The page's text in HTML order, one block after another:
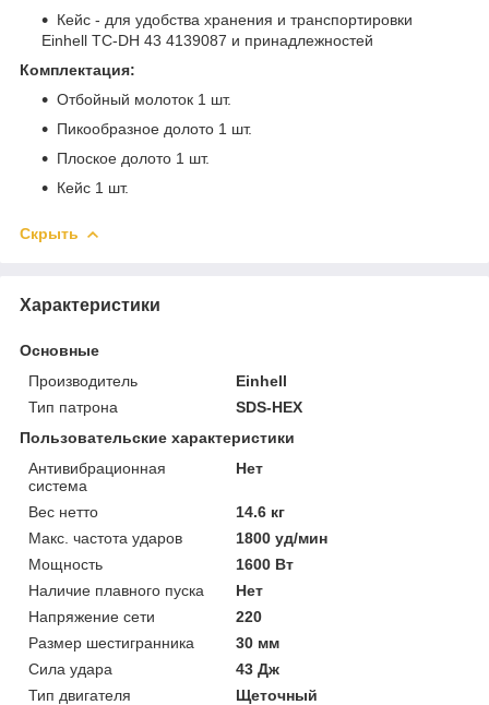
Кейс - для удобства хранения и транспортировки
Einhell TC-DH 43 4139087 и принадлежностей
Комплектация:
Отбойный молоток 1 шт.
Пикообразное долото 1 шт.
Плоское долото 1 шт.
Кейс 1 шт.
Скрыть
Характеристики
Основные
Производитель
Einhell
Тип патрона
SDS-HEX
Пользовательские характеристики
Антивибрационная
система
Нет
Вес нетто
14.6 кг
Макс. частота ударов
1800 уд/мин
Мощность
1600 Вт
Наличие плавного пуска
Нет
Напряжение сети
220
Размер шестигранника
30 мм
Сила удара
43 Дж
Тип двигателя
Щеточный